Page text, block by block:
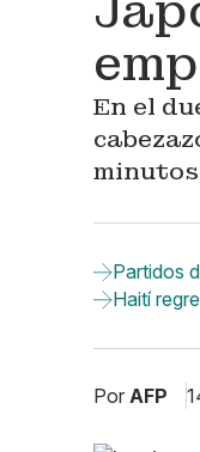
En el
Partidos
Haití
Por AFP